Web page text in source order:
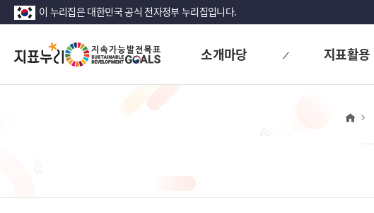
이 누리집은 대한민국 공식 전자정부 누리집입니다.
지
표
누
소개마당 지표활용
홈